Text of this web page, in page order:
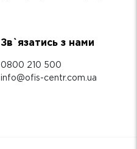
Зв`язатись з нами
0800 210 500
info@ofis-centr.com.ua